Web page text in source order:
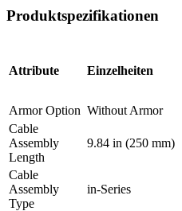
Produktspezifikationen
Attribute Einzelheiten
Armor Option Without Armor
Cable
Assembly
Length
9.84 in (250 mm)
Cable
Assembly
Type
in-Series